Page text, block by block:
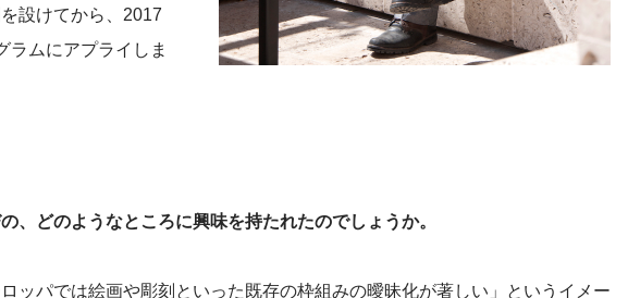
設けてから、2017
ラムにアプライしま
、どのようなところに興味を持たれたのでしょうか。
ッパでは絵画や彫刻といった既存の枠組みの曖昧化が著しい」というイメー